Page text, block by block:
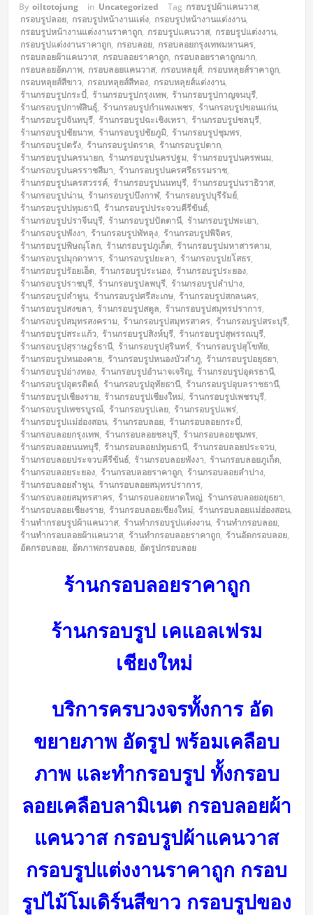
By oiltotojung in Uncategorized Tag กรอบรูปผ้าแคนวาส,
กรอบรูปลอย, กรอบรูปหน้างานแต่ง, กรอบรูปหน้างานแต่งงาน,
กรอบรูปหน้างานแต่งงานราคาถูก, กรอบรูปแคนวาส, กรอบรูปแต่งงาน,
กรอบรูปแต่งงานราคาถูก, กรอบลอย, กรอบลอยกรุงเทพมหานคร,
กรอบลอยผ้าแคนวาส, กรอบลอยราคาถูก, กรอบลอยราคาถูกมาก,
กรอบลอยอัดภาพ, กรอบลอยแคนวาส, กรอบหลยุส์, กรอบหลุยส์ราคาถูก,
กรอบหลุยส์สีขาว, กรอบหลุยส์สีทอง, กรอบหลุยส์แต่งงาน,
ร้านกรอบรูปกระบี่, ร้านกรอบรูปกรุงเทพ, ร้านกรอบรูปกาญจนบุรี,
ร้านกรอบรูปกาฬสินธุ์, ร้านกรอบรูปกำแพงเพชร, ร้านกรอบรูปขอนแก่น,
ร้านกรอบรูปจันทบุรี, ร้านกรอบรูปฉะเชิงเทรา, ร้านกรอบรูปชลบุรี,
ร้านกรอบรูปชัยนาท, ร้านกรอบรูปชัยภูมิ, ร้านกรอบรูปชุมพร,
ร้านกรอบรูปตรัง, ร้านกรอบรูปตราด, ร้านกรอบรูปตาก,
ร้านกรอบรูปนครนายก, ร้านกรอบรูปนครปฐม, ร้านกรอบรูปนครพนม,
ร้านกรอบรูปนครราชสีมา, ร้านกรอบรูปนครศรีธรรมราช,
ร้านกรอบรูปนครสวรรค์, ร้านกรอบรูปนนทบุรี, ร้านกรอบรูปนราธิวาส,
ร้านกรอบรูปน่าน, ร้านกรอบรูปบึงกาฬ, ร้านกรอบรูปบุรีรัมย์,
ร้านกรอบรูปปทุมธานี, ร้านกรอบรูปประจวบคีรีขันธ์,
ร้านกรอบรูปปราจีนบุรี, ร้านกรอบรูปปัตตานี, ร้านกรอบรูปพะเยา,
ร้านกรอบรูปพังงา, ร้านกรอบรูปพัทลุง, ร้านกรอบรูปพิจิตร,
ร้านกรอบรูปพิษณุโลก, ร้านกรอบรูปภูเก็ต, ร้านกรอบรูปมหาสารคาม,
ร้านกรอบรูปมุกดาหาร, ร้านกรอบรูปยะลา, ร้านกรอบรูปยโสธร,
ร้านกรอบรูปร้อยเอ็ด, ร้านกรอบรูประนอง, ร้านกรอบรูประยอง,
ร้านกรอบรูปราชบุรี, ร้านกรอบรูปลพบุรี, ร้านกรอบรูปลำปาง,
ร้านกรอบรูปลำพูน, ร้านกรอบรูปศรีสะเกษ, ร้านกรอบรูปสกลนคร,
ร้านกรอบรูปสงขลา, ร้านกรอบรูปสตูล, ร้านกรอบรูปสมุทรปราการ,
ร้านกรอบรูปสมุทรสงคราม, ร้านกรอบรูปสมุทรสาคร, ร้านกรอบรูปสระบุรี,
ร้านกรอบรูปสระแก้ว, ร้านกรอบรูปสิงห์บุรี, ร้านกรอบรูปสุพรรณบุรี,
ร้านกรอบรูปสุราษฎร์ธานี, ร้านกรอบรูปสุรินทร์, ร้านกรอบรูปสุโขทัย,
ร้านกรอบรูปหนองคาย, ร้านกรอบรูปหนองบัวลำภู, ร้านกรอบรูปอยุธยา,
ร้านกรอบรูปอ่างทอง, ร้านกรอบรูปอำนาจเจริญ, ร้านกรอบรูปอุดรธานี,
ร้านกรอบรูปอุตรดิตถ์, ร้านกรอบรูปอุทัยธานี, ร้านกรอบรูปอุบลราชธานี,
ร้านกรอบรูปเชียงราย, ร้านกรอบรูปเชียงใหม่, ร้านกรอบรูปเพชรบุรี,
ร้านกรอบรูปเพชรบูรณ์, ร้านกรอบรูปเลย, ร้านกรอบรูปแพร่,
ร้านกรอบรูปแม่ฮ่องสอน, ร้านกรอบลอย, ร้านกรอบลอยกระบี่,
ร้านกรอบลอยกรุงเทพ, ร้านกรอบลอยชลบุรี, ร้านกรอบลอยชุมพร,
ร้านกรอบลอยนนทบุรี, ร้านกรอบลอยปทุมธานี, ร้านกรอบลอยประจวบ,
ร้านกรอบลอยประจวบคีรีขันธ์, ร้านกรอบลอยพังงา, ร้านกรอบลอยภูเก็ต,
ร้านกรอบลอยระยอง, ร้านกรอบลอยราคาถูก, ร้านกรอบลอยลำปาง,
ร้านกรอบลอยลำพูน, ร้านกรอบลอยสมุทรปราการ,
ร้านกรอบลอยสมุทรสาคร, ร้านกรอบลอยหาดใหญ่, ร้านกรอบลอยอยุธยา,
ร้านกรอบลอยเชียงราย, ร้านกรอบลอยเชียงใหม่, ร้านกรอบลอยแม่ฮ่องสอน,
ร้านทำกรอบรูปผ้าแคนวาส, ร้านทำกรอบรูปแต่งงาน, ร้านทำกรอบลอย,
ร้านทำกรอบลอยผ้าแคนวาส, ร้านทำกรอบลอยราคาถูก, ร้านอัดกรอบลอย,
อัดกรอบลอย, อัดภาพกรอบลอย, อัดรูปกรอบลอย
ร้านกรอบลอยราคาถูก
ร้านกรอบรูป เคแอลเฟรม
เชียงใหม่
บริการครบวงจรทั้งการ อัด
ขยายภาพ อัดรูป พร้อมเคลือบ
ภาพ และทำกรอบรูป ทั้งกรอบ
ลอยเคลือบลามิเนต กรอบลอยผ้า
แคนวาส กรอบรูปผ้าแคนวาส
กรอบรูปแต่งงานราคาถูก กรอบ
รูปไม้โมเดิร์นสีขาว กรอบรูปของ